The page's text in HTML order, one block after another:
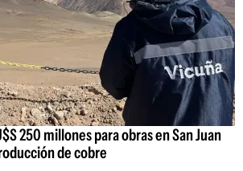
250 millones para obras en San Juan
de cobre